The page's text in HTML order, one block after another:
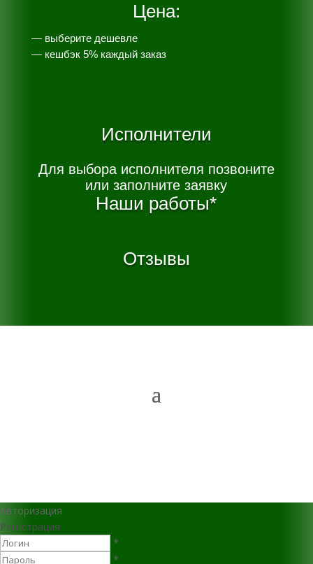
Цена:
— выберите дешевле
— кешбэк 5% каждый заказ
Исполнители
Для выбора исполнителя позвоните
или заполните заявку
Наши работы*
Отзывы
Авторизация
Регистрация
*
*